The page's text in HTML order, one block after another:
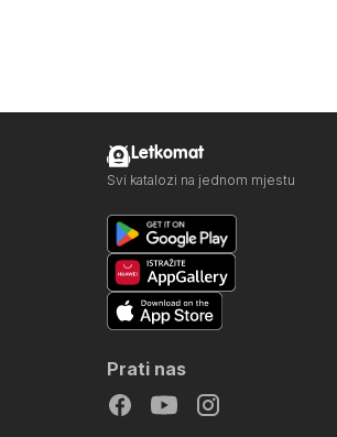
Letkomat
Svi katalozi na jednom mjestu
Prati nas